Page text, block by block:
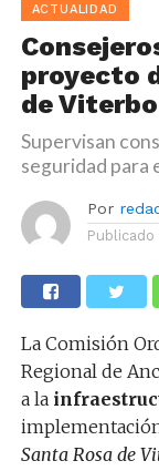
ACTUALIDAD
proyecto
de
Supervisan
seguridad para
Por
Publicado
La Comisión
Regional de
a la
Santa Rosa de